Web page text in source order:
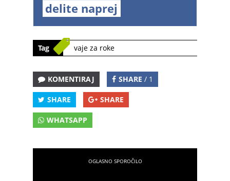
delite naprej
Tag vaje za roke
KOMENTIRAJ SHARE / 1
SHARE SHARE
WHATSAPP